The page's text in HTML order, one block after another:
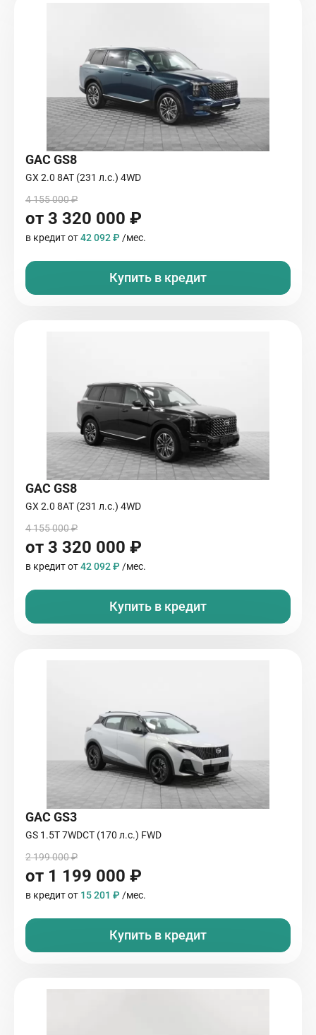
GAC GS8
GX 2.0 8AT (231 л.с.) 4WD
4 155 000 ₽
от 3 320 000 ₽
в кредит от42 092 ₽ /мес.
Купить в кредит
GAC GS8
GX 2.0 8AT (231 л.с.) 4WD
4 155 000 ₽
от 3 320 000 ₽
в кредит от42 092 ₽ /мес.
Купить в кредит
GAC GS3
GS 1.5T 7WDCT (170 л.с.) FWD
2 199 000 ₽
от 1 199 000 ₽
в кредит от 15 201 ₽ /мес.
Купить в кредит